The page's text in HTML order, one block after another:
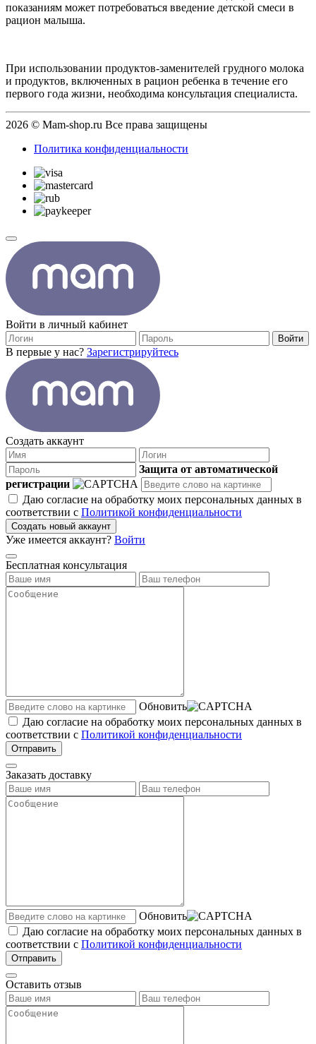
показаниям может потребоваться введение детской смеси в
рацион малыша.
При использовании продуктов-заменителей грудного молока
и продуктов, включенных в рацион ребенка в течение его
первого года жизни, необходима консультация специалиста.
2026 © Mam-shop.ru Все права защищены
Политика конфиденциальности
Войти в личный кабинет
Войти
В первые у нас? Зарегистрируйтесь
Создать аккаунт
Защита от автоматической
регистрации
Даю согласие на обработку моих персональных данных в
соответствии с Политикой конфиденциальности
Создать новый аккаунт
Уже имеется аккаунт? Войти
Бесплатная консультация
Обновить
Даю согласие на обработку моих персональных данных в
соответствии с Политикой конфиденциальности
Отправить
Заказать доставку
Обновить
Даю согласие на обработку моих персональных данных в
соответствии с Политикой конфиденциальности
Отправить
Оставить отзыв